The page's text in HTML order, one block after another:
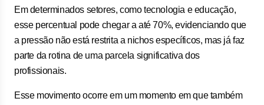
Em determinados setores, como tecnologia e educação,
esse percentual pode chegar a até 70%, evidenciando que
a pressão não está restrita a nichos específicos, mas já faz
parte da rotina de uma parcela significativa dos
profissionais.
Esse movimento ocorre em um momento em que também